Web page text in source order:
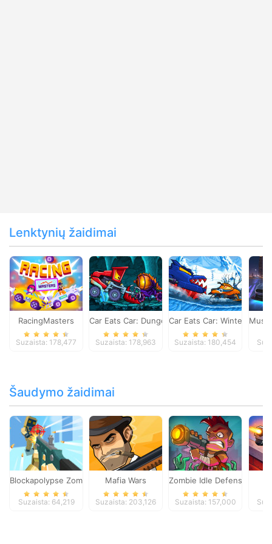
Lenktynių žaidimai
RacingMasters
Suzaista: 178,477
Car Eats Car: Dungeon Adventure
Suzaista: 178,963
Car Eats Car: Winter
Suzaista: 180,454
Šaudymo žaidimai
Blockapolypse Zombie Shooter
Suzaista: 64,219
Mafia Wars
Suzaista: 203,126
Zombie Idle Defense
Suzaista: 157,000